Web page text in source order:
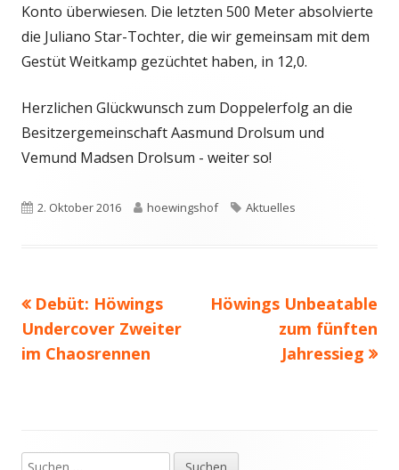
Konto überwiesen. Die letzten 500 Meter absolvierte
die Juliano Star-Tochter, die wir gemeinsam mit dem
Gestüt Weitkamp gezüchtet haben, in 12,0.
Herzlichen Glückwunsch zum Doppelerfolg an die
BesitzergemeinschaftAasmund Drolsum und
Vemund Madsen Drolsum - weiter so!
Veröffentlicht
2. Oktober 2016 Autor
hoewingshof Schlagwörter
Aktuelles
Beitragsnavigation
Vorheriger
Beitrag:
Debüt: Höwings
Undercover Zweiter
im Chaosrennen
Nächster
Höwings Unbeatable
zum fünften
Jahressieg
Suchen